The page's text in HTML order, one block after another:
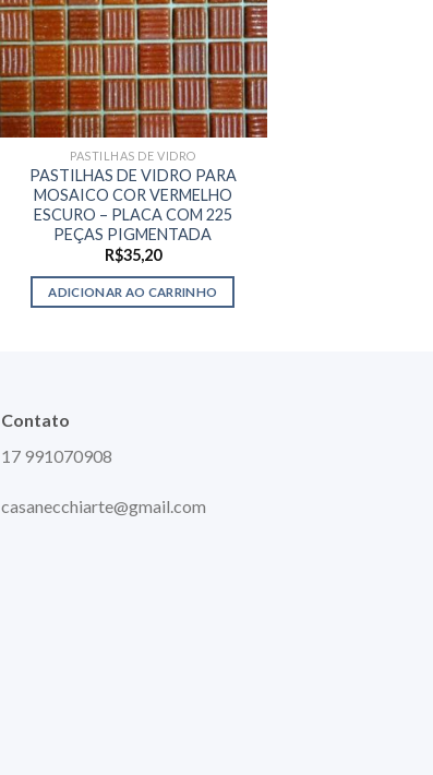
PASTILHAS DE VIDRO
PASTILHAS DE VIDRO PARA
MOSAICO COR VERMELHO
ESCURO – PLACA COM 225
PEÇAS PIGMENTADA
R$35,20
ADICIONAR AO CARRINHO
Contato
17 991070908
casanecchiarte@gmail.com